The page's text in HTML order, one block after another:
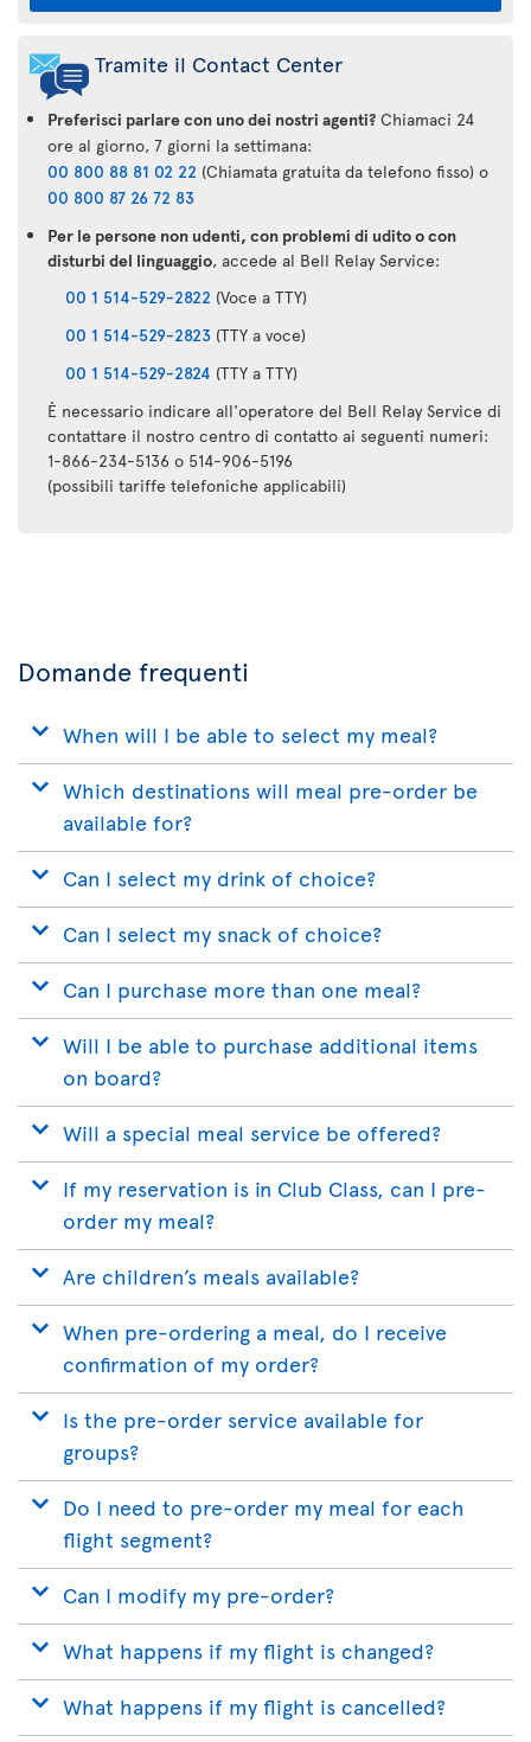
Tramite il Contact Center
Preferisci parlare con uno dei nostri agenti? Chiamaci 24
ore al giorno, 7 giorni la settimana:
00 800 88 81 02 22 (Chiamata gratuita da telefono fisso) o
00 800 87 26 72 83
Per le persone non udenti, con problemi di udito o con
disturbi del linguaggio, accede al Bell Relay Service:
00 1 514-529-2822 (Voce a TTY)
00 1 514-529-2823 (TTY a voce)
00 1 514-529-2824 (TTY a TTY)
È necessario indicare all'operatore del Bell Relay Service di
contattare il nostro centro di contatto ai seguenti numeri:
1-866-234-5136 o 514-906-5196
(possibili tariffe telefoniche applicabili)
Domande frequenti
When will I be able to select my meal?
Which destinations will meal pre-order be
available for?
Can I select my drink of choice?
Can I select my snack of choice?
Can I purchase more than one meal?
Will I be able to purchase additional items
on board?
Will a special meal service be offered?
If my reservation is in Club Class, can I pre-
order my meal?
Are children’s meals available?
When pre-ordering a meal, do I receive
confirmation of my order?
Is the pre-order service available for
groups?
Do I need to pre-order my meal for each
flight segment?
Can I modify my pre-order?
What happens if my flight is changed?
What happens if my flight is cancelled?